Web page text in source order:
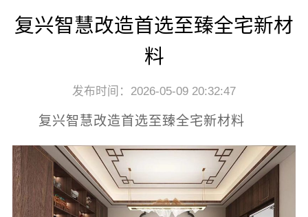
复兴智慧改造首选至臻全宅新材
料
发布时间：2026-05-09 20:32:47
复兴智慧改造首选至臻全宅新材料